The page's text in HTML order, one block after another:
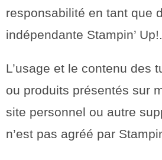
responsabilité en tant que
indépendante Stampin’ Up!.
L’usage et le contenu des
ou produits présentés sur
site personnel ou autre
n’est pas agréé par